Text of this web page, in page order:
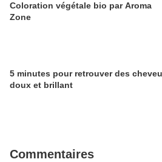
Coloration végétale bio par Aroma
Zone
5 minutes pour retrouver des
doux et brillant
Commentaires